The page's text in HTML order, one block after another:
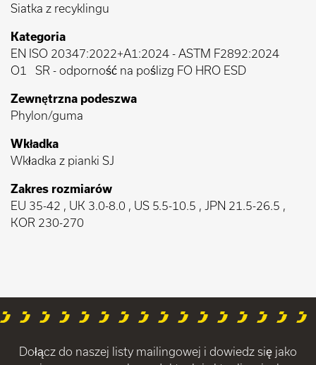
Siatka z recyklingu
Kategoria
EN ISO 20347:2022+A1:2024 - ASTM F2892:2024
O1
SR - odporność na poślizg FO HRO ESD
Zewnętrzna podeszwa
Phylon/guma
Wkładka
Wkładka z pianki SJ
Zakres rozmiarów
EU 35-42 , UK 3.0-8.0 , US 5.5-10.5 , JPN 21.5-26.5 ,
KOR 230-270
Dołącz do naszej listy mailingowej i dowiedz się jako